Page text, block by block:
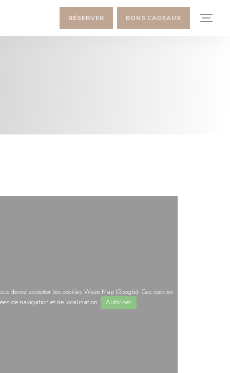
RÉSERVER BONS CADEAUX
devez accepter les cookies Waze Map (Google). Ces cookies
de navigation et de localisation.
Autoriser